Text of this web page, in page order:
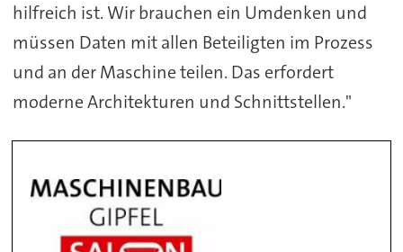
hilfreich ist. Wir brauchen ein Umdenken und
müssen Daten mit allen Beteiligten im Prozess
und an der Maschine teilen. Das erfordert
moderne Architekturen und Schnittstellen."